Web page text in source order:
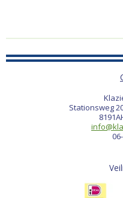
Stationsweg